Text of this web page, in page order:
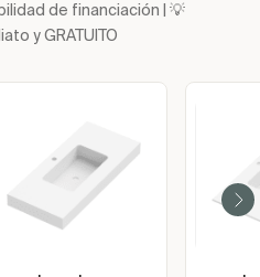
de financiación | 💡
y GRATUITO